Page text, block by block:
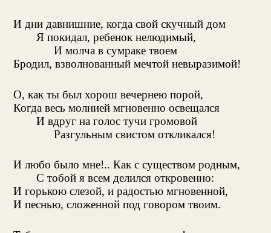
И дни давнишние, когда свой скучный дом
Я покидал, ребенок нелюдимый,
И молча в сумраке твоем
Бродил, взволнованный мечтой невыразимой!
О, как ты был хорош вечернею порой,
Когда весь молнией мгновенно освещался
И вдруг на голос тучи громовой
Разгульным свистом откликался!
И любо было мне!.. Как с существом родным,
С тобой я всем делился откровенно:
И горькою слезой, и радостью мгновенной,
И песнью, сложенной под говором твоим.